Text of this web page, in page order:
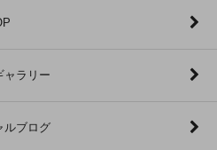
ャラリー
ルブログ